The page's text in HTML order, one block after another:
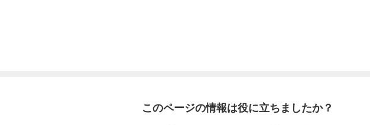
このページの情報は役に立ちましたか？